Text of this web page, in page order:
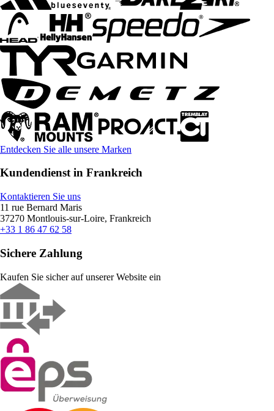
Entdecken Sie alle unsere Marken
Kundendienst in Frankreich
Kontaktieren Sie uns
11 rue Bernard Maris
37270 Montlouis-sur-Loire, Frankreich
+33 1 86 47 62 58
Sichere Zahlung
Kaufen Sie sicher auf unserer Website ein